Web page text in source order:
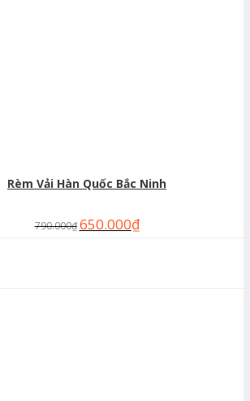
Rèm Vải Hàn Quốc Bắc Ninh
790.000₫ 650.000₫